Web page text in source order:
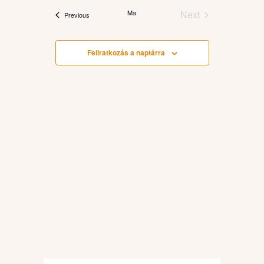
PreviousEsemények Ma
Next
Feliratkozás a naptárra